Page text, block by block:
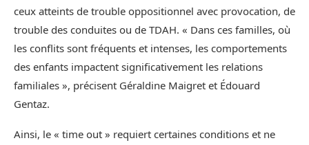
ceux atteints de trouble oppositionnel avec provocation, de
trouble des conduites ou de TDAH. « Dans ces familles, où
les conflits sont fréquents et intenses, les comportements
des enfants impactent significativement les relations
familiales », précisent Géraldine Maigret et Édouard
Gentaz.
Ainsi, le « time out » requiert certaines conditions et ne